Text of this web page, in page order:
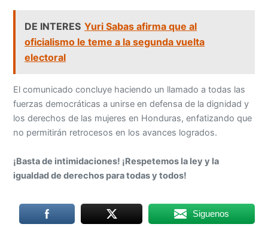
DE INTERES Yuri Sabas afirma que al
oficialismo le teme a la segunda vuelta
electoral
El comunicado concluye haciendo un llamado a todas las
fuerzas democráticas a unirse en defensa de la dignidad y
los derechos de las mujeres en Honduras, enfatizando que
no permitirán retrocesos en los avances logrados.
¡Basta de intimidaciones! ¡Respetemos la ley y la
igualdad de derechos para todas y todos!
Siguenos